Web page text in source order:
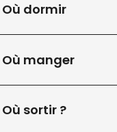
Où dormir
Où manger
Où sortir ?